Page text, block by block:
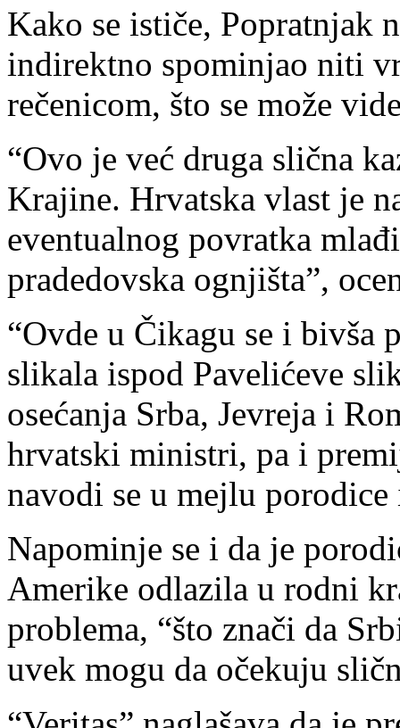
Kako se ističe, Popratnjak
indirektno spominjao niti
rečenicom, što se može
“Ovo je već druga slična
Krajine. Hrvatska vlast je
eventualnog povratka
pradedovska ognjišta”,
“Ovde u Čikagu se i bivša
slikala ispod Pavelićeve
osećanja Srba, Jevreja i
hrvatski ministri, pa i
navodi se u mejlu
Napominje se i da je
Amerike odlazila u rodni
problema, “što znači da
uvek mogu da očekuju